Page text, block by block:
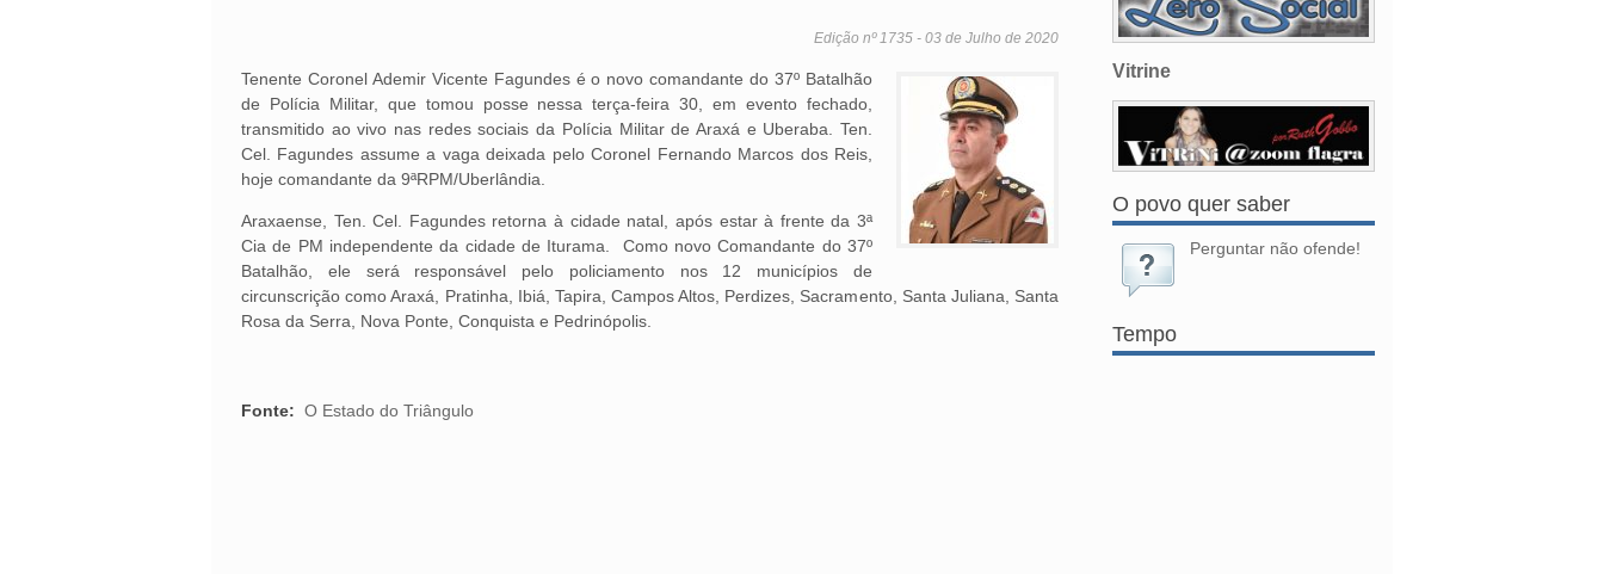
Edição nº 1735 - 03 de Julho de 2020
Tenente Coronel Ademir Vicente Fagundes é o novo comandante do 37º Batalhão
de Polícia Militar, que tomou posse nessa terça-feira 30, em evento fechado,
transmitido ao vivo nas redes sociais da Polícia Militar de Araxá e Uberaba. Ten.
Cel. Fagundes assume a vaga deixada pelo Coronel Fernando Marcos dos Reis,
hoje comandante da 9ªRPM/Uberlândia.
Araxaense, Ten. Cel. Fagundes retorna à cidade natal, após estar à frente da 3ª
Cia de PM independente da cidade de Iturama. Como novo Comandante do 37º
Batalhão, ele será responsável pelo policiamento nos 12 municípios de
circunscrição como Araxá, Pratinha, Ibiá, Tapira, Campos Altos, Perdizes, Sacramento, Santa Juliana, Santa
Rosa da Serra, Nova Ponte, Conquista e Pedrinópolis.
Fonte: O Estado do Triângulo
Vitrine
O povo quer saber
Perguntar não ofende!
Tempo